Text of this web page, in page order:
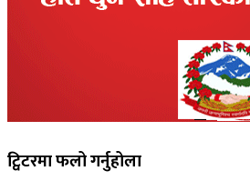
ट्विटरमा फलो गर्नुहोला